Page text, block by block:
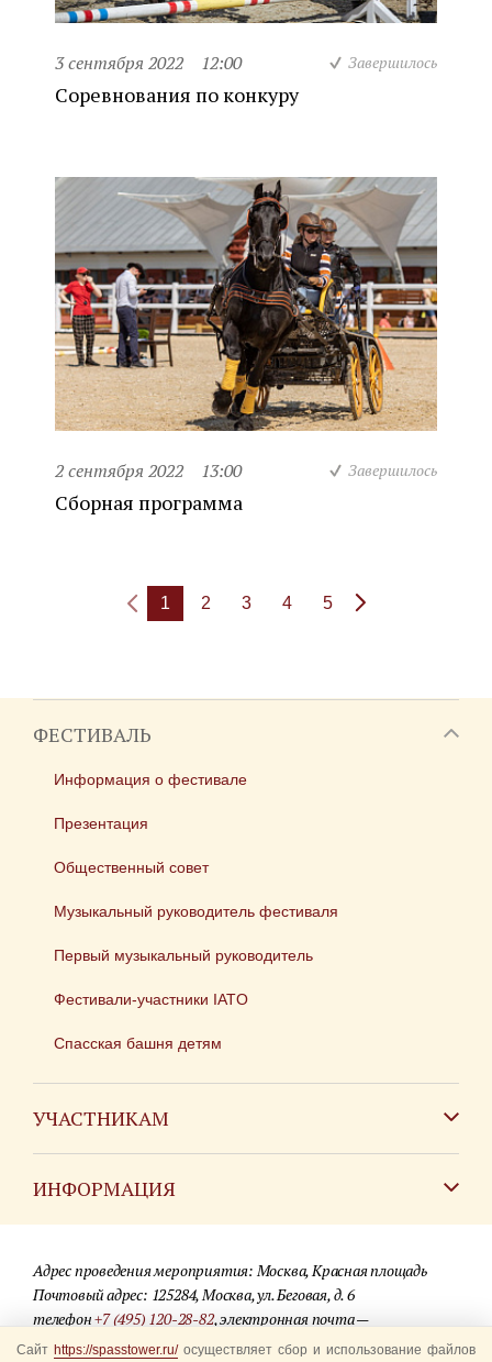
3 сентября 2022 12:00 Завершилось
Соревнования по конкуру
2 сентября 2022 13:00 Завершилось
Сборная программа
1 2 3 4 5
ФЕСТИВАЛЬ
Информация о фестивале
Презентация
Общественный совет
Музыкальный руководитель фестиваля
Первый музыкальный руководитель
Фестивали-участники IATO
Спасская башня детям
УЧАСТНИКАМ
ИНФОРМАЦИЯ
Для СМИ
Где купить билеты
Адрес проведения мероприятия: Москва, Красная площадь
Почтовый адрес: 125284, Москва, ул. Беговая, д. 6
телефон+7 (495) 120-28-82, электронная почта —
info@spasstower.ru
Сайт https://spasstower.ru/осуществляет сбор и использование файлов